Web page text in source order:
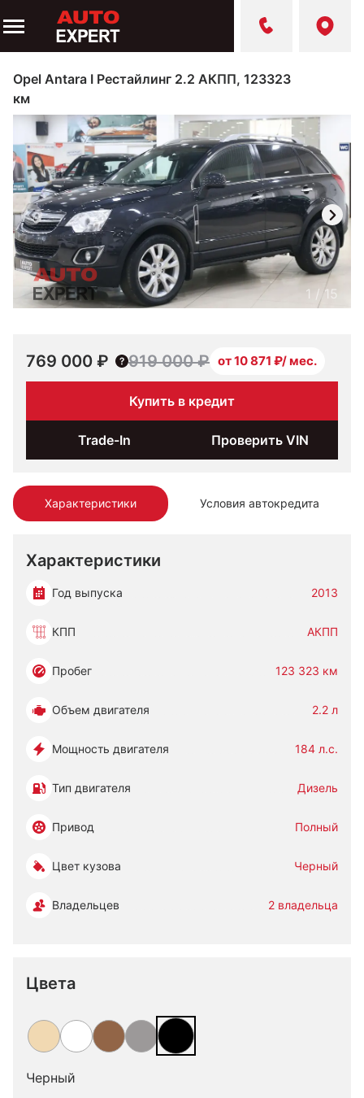
Opel Antara I Рестайлинг 2.2 АКПП, 123323
км
Характеристики Условия автокредита
Характеристики
Год выпуска 2013
КПП АКПП
Пробег 123 323 км
Объем двигателя 2.2 л
Мощность двигателя 184 л.с.
Тип двигателя Дизель
Привод Полный
Цвет кузова Черный
Владельцев 2 владельца
Цвета
Черный
1 /15
769 000 ₽ 919 000 ₽ от 10 871 ₽/ мес.
Купить в кредит
Trade-In Проверить VIN